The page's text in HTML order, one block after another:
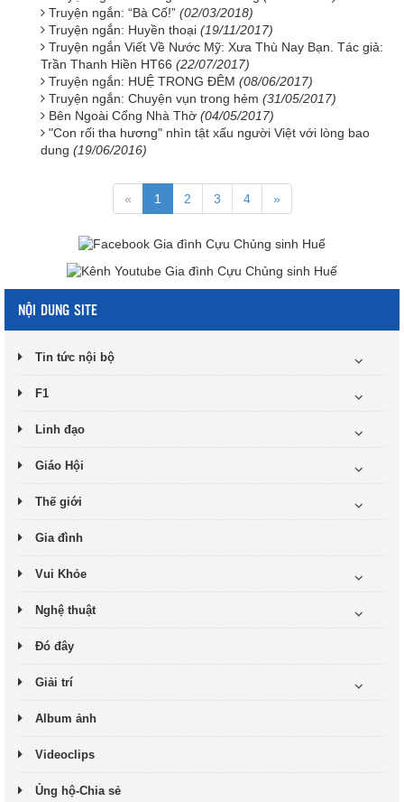
Truyện ngắn: “Bà Cố!” (02/03/2018)
Truyện ngắn: Huyền thoại (19/11/2017)
Truyện ngắn Viết Về Nước Mỹ: Xưa Thù Nay Bạn. Tác giả:
Trần Thanh Hiền HT66 (22/07/2017)
Truyện ngắn: HUỆ TRONG ĐÊM (08/06/2017)
Truyện ngắn: Chuyện vụn trong hẻm (31/05/2017)
Bên Ngoài Cổng Nhà Thờ (04/05/2017)
"Con rối tha hương" nhìn tật xấu người Việt với lòng bao
dung (19/06/2016)
« 1 2 3 4 »
NỘI DUNG SITE
Tin tức nội bộ
F1
Linh đạo
Giáo Hội
Thế giới
Gia đình
Vui Khỏe
Nghệ thuật
Đó đây
Giải trí
Album ảnh
Videoclips
Ủng hộ-Chia sẻ